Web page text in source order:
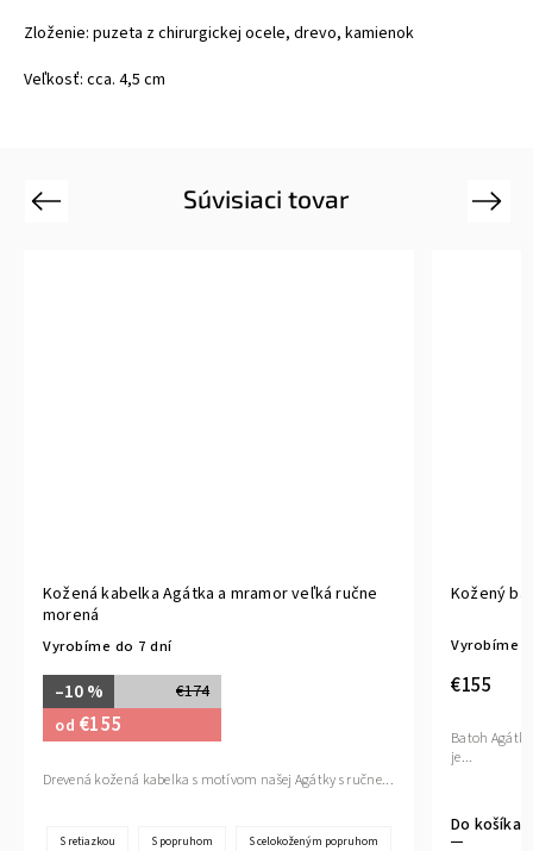
Zloženie: puzeta z chirurgickej ocele, drevo, kamienok
Veľkosť: cca. 4,5 cm
Súvisiaci tovar
Previous
Kožená kabelka Agátka a mramor veľká ručne
morená
Vyrobíme do 7 dní
€174
–10 %
od €155
Drevená kožená kabelka s motívom našej Agátky s ručne...
S retiazkou S popruhom S celokoženým popruhom
Kožený
Vyrobíme
€155
Do košíka
Batoh
je...
Next